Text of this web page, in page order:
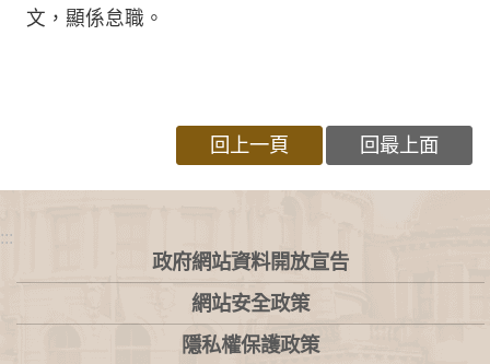
文，顯係怠職。
回上一頁 回最上面
:::
政府網站資料開放宣告
網站安全政策
隱私權保護政策